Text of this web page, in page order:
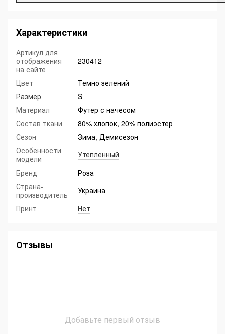
Характеристики
Артикул для
отображения
на сайте
230412
Цвет
Темно зелений
Размер
S
Материал
Футер с начесом
Состав ткани
80% хлопок, 20% полиэстер
Сезон
Зима, Демисезон
Особенности
модели
Утепленный
Бренд
Роза
Страна-
производитель
Украина
Принт
Нет
Отзывы
Добавьте первый отзыв